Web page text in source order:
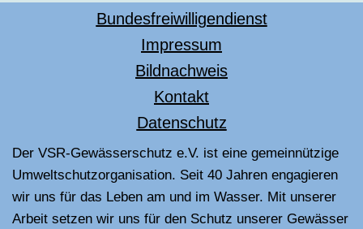
Bundesfreiwilligendienst
Impressum
Bildnachweis
Kontakt
Datenschutz
Der VSR-Gewässerschutz e.V. ist eine gemeinnützige
Umweltschutzorganisation. Seit 40 Jahren engagieren
wir uns für das Leben am und im Wasser. Mit unserer
Arbeit setzen wir uns für den Schutz unserer Gewässer